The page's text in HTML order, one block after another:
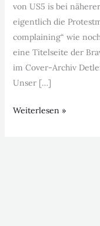
von US5 is bei
eigentlich die
complaining“ wie
eine Titelseite der
im Cover-Archiv
Unser […]
Weiterlesen »